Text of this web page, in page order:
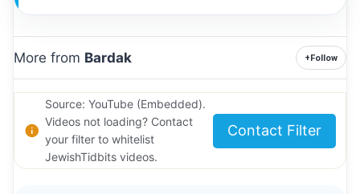
More from Bardak +Follow
Source: YouTube (Embedded).
Videos not loading? Contact
your filter to whitelist
JewishTidbits videos.
Contact Filter